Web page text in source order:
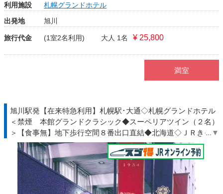
利用施設
札幌グランドホテル
出発地
旭川
旅行代金 (1室2名利用) 大人 1名 ¥ 25,800
満室
旭川駅発【在来特急利用】札幌駅･大通◇札幌グランドホテル
＜禁煙 本館グランドクラシック◆スーペリアツイン（２名）
＞【食事無】地下歩行空間８番出口直結◆北海道◇ＪＲきっぷ
駅受取